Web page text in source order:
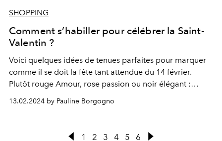
SHOPPING
Comment s’habiller pour célébrer la Saint-
Valentin ?
Voici quelques idées de tenues parfaites pour marquer
comme il se doit la fête tant attendue du 14 février.
Plutôt rouge Amour, rose passion ou noir élégant :
laissez la couleur de votre tenue exprimer votre
personnalité.
13.02.2024 by Pauline Borgogno
1 2 3 4 5 6